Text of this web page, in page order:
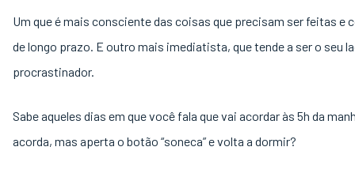
Um que é mais consciente das coisas que precisam ser feitas e
de longo prazo. E outro mais imediatista, que tende a ser o seu
procrastinador.
Sabe aqueles dias em que você fala que vai acordar às 5h da
acorda, mas aperta o botão “soneca” e volta a dormir?